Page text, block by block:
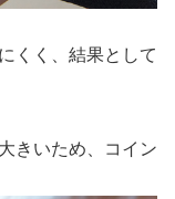
くく、結果として
きいため、コイン